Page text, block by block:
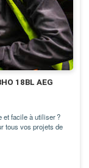
18BL AEG
et facile à utiliser ?
tous vos projets de